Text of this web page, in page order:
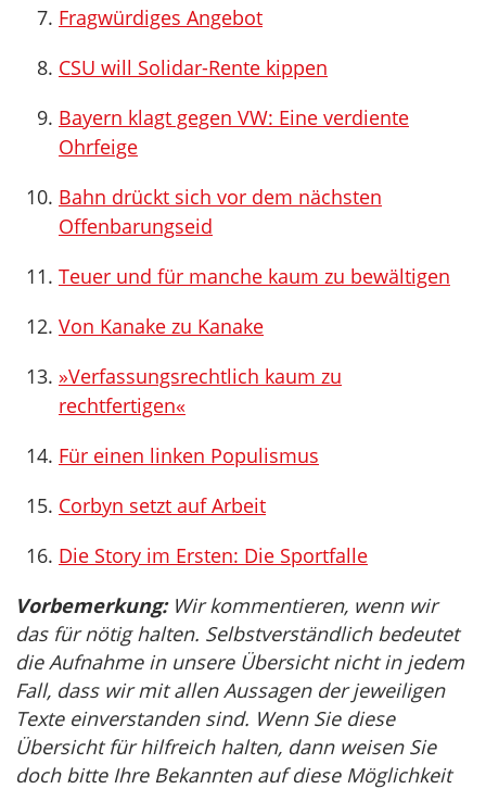
Fragwürdiges Angebot
CSU will Solidar-Rente kippen
Bayern klagt gegen VW: Eine verdiente
Ohrfeige
Bahn drückt sich vor dem nächsten
Offenbarungseid
Teuer und für manche kaum zu bewältigen
Von Kanake zu Kanake
»Verfassungsrechtlich kaum zu
rechtfertigen«
Für einen linken Populismus
Corbyn setzt auf Arbeit
Die Story im Ersten: Die Sportfalle
Vorbemerkung:Wir kommentieren, wenn wir
das für nötig halten. Selbstverständlich bedeutet
die Aufnahme in unsere Übersicht nicht in jedem
Fall, dass wir mit allen Aussagen der jeweiligen
Texte einverstanden sind. Wenn Sie diese
Übersicht für hilfreich halten, dann weisen Sie
doch bitte Ihre Bekannten auf diese Möglichkeit